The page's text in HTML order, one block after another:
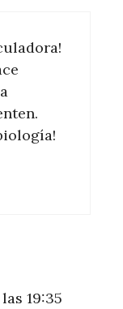
19:35